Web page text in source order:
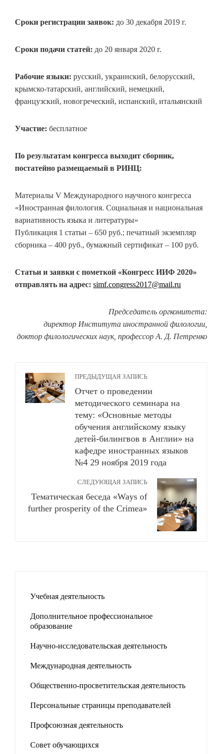
Сроки регистрации заявок: до 30 декабря 2019 г.
Сроки подачи статей: до 20 января 2020 г.
Рабочие языки: русский, украинский, белорусский,
крымско-татарский, английский, немецкий,
французский, новогреческий, испанский, итальянский
Участие: бесплатное
По результатам конгресса выходит сборник,
постатейно размещаемый в РИНЦ:
Материалы V Международного научного конгресса
«Иностранная филология. Социальная и национальная
вариативность языка и литературы»
Публикация 1 статьи – 650 руб.; печатный экземпляр
сборника – 400 руб., бумажный сертификат – 100 руб.
Статьи и заявки с пометкой «Конгресс ИИФ 2020»
отправлять на адрес: simf.congress2017@mail.ru
Председатель оргкомитета:
директор Института иностранной филологии,
доктор филологических наук, профессор А. Д. Петренко
ПРЕДЫДУЩАЯ ЗАПИСЬ
Отчет о проведении
методического семинара на
тему: «Основные методы
обучения английскому языку
детей-билингвов в Англии» на
кафедре иностранных языков
№4 29 ноября 2019 года
СЛЕДУЮЩАЯ ЗАПИСЬ
Тематическая беседа «Ways of
further prosperity of the Crimea»
Учебная деятельность
Дополнительное профессиональное
образование
Научно-исследовательская деятельность
Международная деятельность
Общественно-просветительская деятельность
Персональные страницы преподавателей
Профсоюзная деятельность
Совет обучающихся